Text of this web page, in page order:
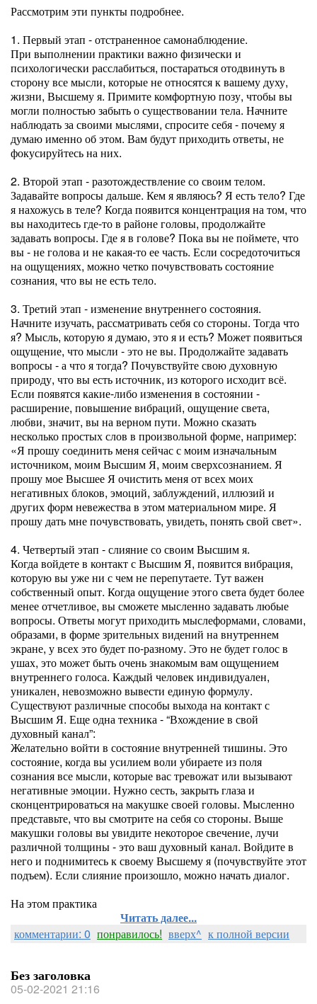
Рассмотрим эти пункты подробнее.
1. Первый этап - отстраненное самонаблюдение.
При выполнении практики важно физически и
психологически расслабиться, постараться отодвинуть в
сторону все мысли, которые не относятся к вашему духу,
жизни, Высшему я. Примите комфортную позу, чтобы вы
могли полностью забыть о существовании тела. Начните
наблюдать за своими мыслями, спросите себя - почему я
думаю именно об этом. Вам будут приходить ответы, не
фокусируйтесь на них.
2. Второй этап - разотождествление со своим телом.
Задавайте вопросы дальше. Кем я являюсь? Я есть тело? Где
я нахожусь в теле? Когда появится концентрация на том, что
вы находитесь где-то в районе головы, продолжайте
задавать вопросы. Где я в голове? Пока вы не поймете, что
вы - не голова и не какая-то ее часть. Если сосредоточиться
на ощущениях, можно четко почувствовать состояние
сознания, что вы не есть тело.
3. Третий этап - изменение внутреннего состояния.
Начните изучать, рассматривать себя со стороны. Тогда что
я? Мысль, которую я думаю, это я и есть? Может появиться
ощущение, что мысли - это не вы. Продолжайте задавать
вопросы - а что я тогда? Почувствуйте свою духовную
природу, что вы есть источник, из которого исходит всё.
Если появятся какие-либо изменения в состоянии -
расширение, повышение вибраций, ощущение света,
любви, значит, вы на верном пути. Можно сказать
несколько простых слов в произвольной форме, например:
«Я прошу соединить меня сейчас с моим изначальным
источником, моим Высшим Я, моим сверхсознанием. Я
прошу мое Высшее Я очистить меня от всех моих
негативных блоков, эмоций, заблуждений, иллюзий и
других форм невежества в этом материальном мире. Я
прошу дать мне почувствовать, увидеть, понять свой свет».
4. Четвертый этап - слияние со своим Высшим я.
Когда войдете в контакт с Высшим Я, появится вибрация,
которую вы уже ни с чем не перепутаете. Тут важен
собственный опыт. Когда ощущение этого света будет более
менее отчетливое, вы сможете мысленно задавать любые
вопросы. Ответы могут приходить мыслеформами, словами,
образами, в форме зрительных видений на внутреннем
экране, у всех это будет по-разному. Это не будет голос в
ушах, это может быть очень знакомым вам ощущением
внутреннего голоса. Каждый человек индивидуален,
уникален, невозможно вывести единую формулу.
Существуют различные способы выхода на контакт с
Высшим Я. Еще одна техника - “Вхождение в свой
духовный канал”:
Желательно войти в состояние внутренней тишины. Это
состояние, когда вы усилием воли убираете из поля
сознания все мысли, которые вас тревожат или вызывают
негативные эмоции. Нужно сесть, закрыть глаза и
сконцентрироваться на макушке своей головы. Мысленно
представьте, что вы смотрите на себя со стороны. Выше
макушки головы вы увидите некоторое свечение, лучи
различной толщины - это ваш духовный канал. Войдите в
него и поднимитесь к своему Высшему я (почувствуйте этот
подъем). Если слияние произошло, можно начать диалог.
На этом практика
Читать далее...
комментарии: 0 понравилось! вверх^ к полной версии
Без заголовка
05-02-2021 21:16